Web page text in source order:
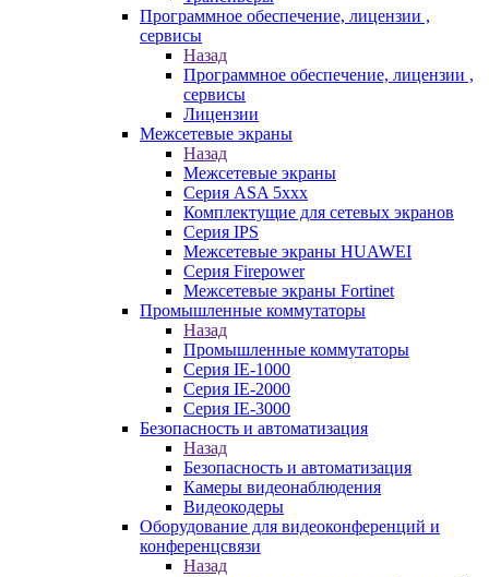
Программное обеспечение, лицензии ,
сервисы
Назад
Программное обеспечение, лицензии ,
сервисы
Лицензии
Межсетевые экраны
Назад
Межсетевые экраны
Серия ASA 5xxx
Комплектущие для сетевых экранов
Серия IPS
Межсетевые экраны HUAWEI
Серия Firepower
Межсетевые экраны Fortinet
Промышленные коммутаторы
Назад
Промышленные коммутаторы
Серия IE-1000
Серия IE-2000
Серия IE-3000
Безопасность и автоматизация
Назад
Безопасность и автоматизация
Камеры видеонаблюдения
Видеокодеры
Оборудование для видеоконференций и
конференцсвязи
Назад